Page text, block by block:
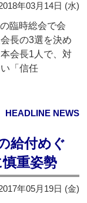
年03月14日 (水)
臨時総会で会
長の3選を決め
会長1人で、対
「信任
HEADLINE NEWS
給付めぐ
慎重姿勢
年05月19日 (金)